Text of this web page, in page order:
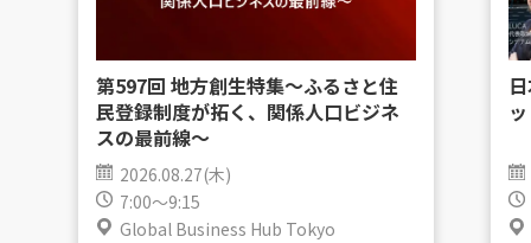
第597回 地方創生特集〜ふるさと住
民登録制度が拓く、関係人口ビジネ
スの最前線〜
2026.08.27(木)
7:00～9:15
Global Business Hub Tokyo